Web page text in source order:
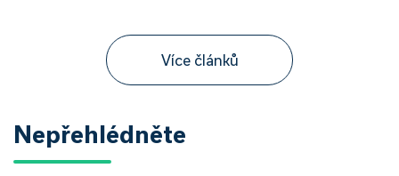
Více článků
Nepřehlédněte